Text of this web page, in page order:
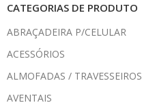
CATEGORIAS DE PRODUTO
ABRAÇADEIRA P/CELULAR
ACESSÓRIOS
ALMOFADAS / TRAVESSEIROS
AVENTAIS